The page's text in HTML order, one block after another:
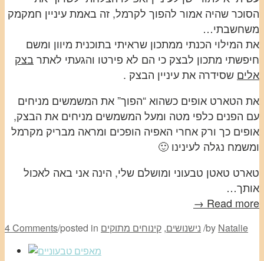
הסוכר שהיה אמור להפוך לקרמל, זה באמת עיניין חמקמק
משחשבתי…
את המילוי הכנתי ממתכון שראיתי בתוכנית מיוון ומשם
חיפשתי מתכון לבצק כי הם לא פירטו והגעתי לאתר בצק
אלים שסידרה את עיניין הבצק .
את הטארט אופים כשהוא “הפוך” את המשמשים מניחים
עם הפנים כלפי מטה ומעל המשמשים מניחים את הבצק,
אופים כך ורק אחרי האפיה הופכים ומראה מבריק מקרמל
ומשמח נגלה לעינינו 🙂
טארט טאטן טבעוני ומושלם שלי, הינה אני באה לאכול
אותך…
Read more →
4 Comments/posted in נישנושים, קינוחים מתוקים /by Natalie